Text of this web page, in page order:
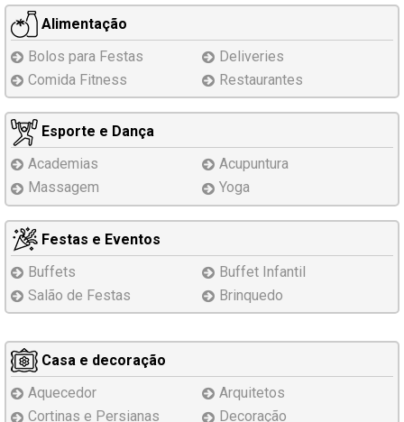
Alimentação
Bolos para Festas
Deliveries
Comida Fitness
Restaurantes
Esporte e Dança
Academias
Acupuntura
Massagem
Yoga
Festas e Eventos
Buffets
Buffet Infantil
Salão de Festas
Brinquedo
Casa e decoração
Aquecedor
Arquitetos
Cortinas e Persianas
Decoração